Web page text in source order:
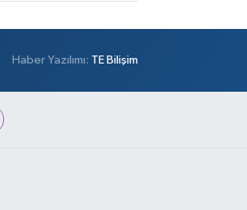
Haber Yazılımı: TE Bilişim